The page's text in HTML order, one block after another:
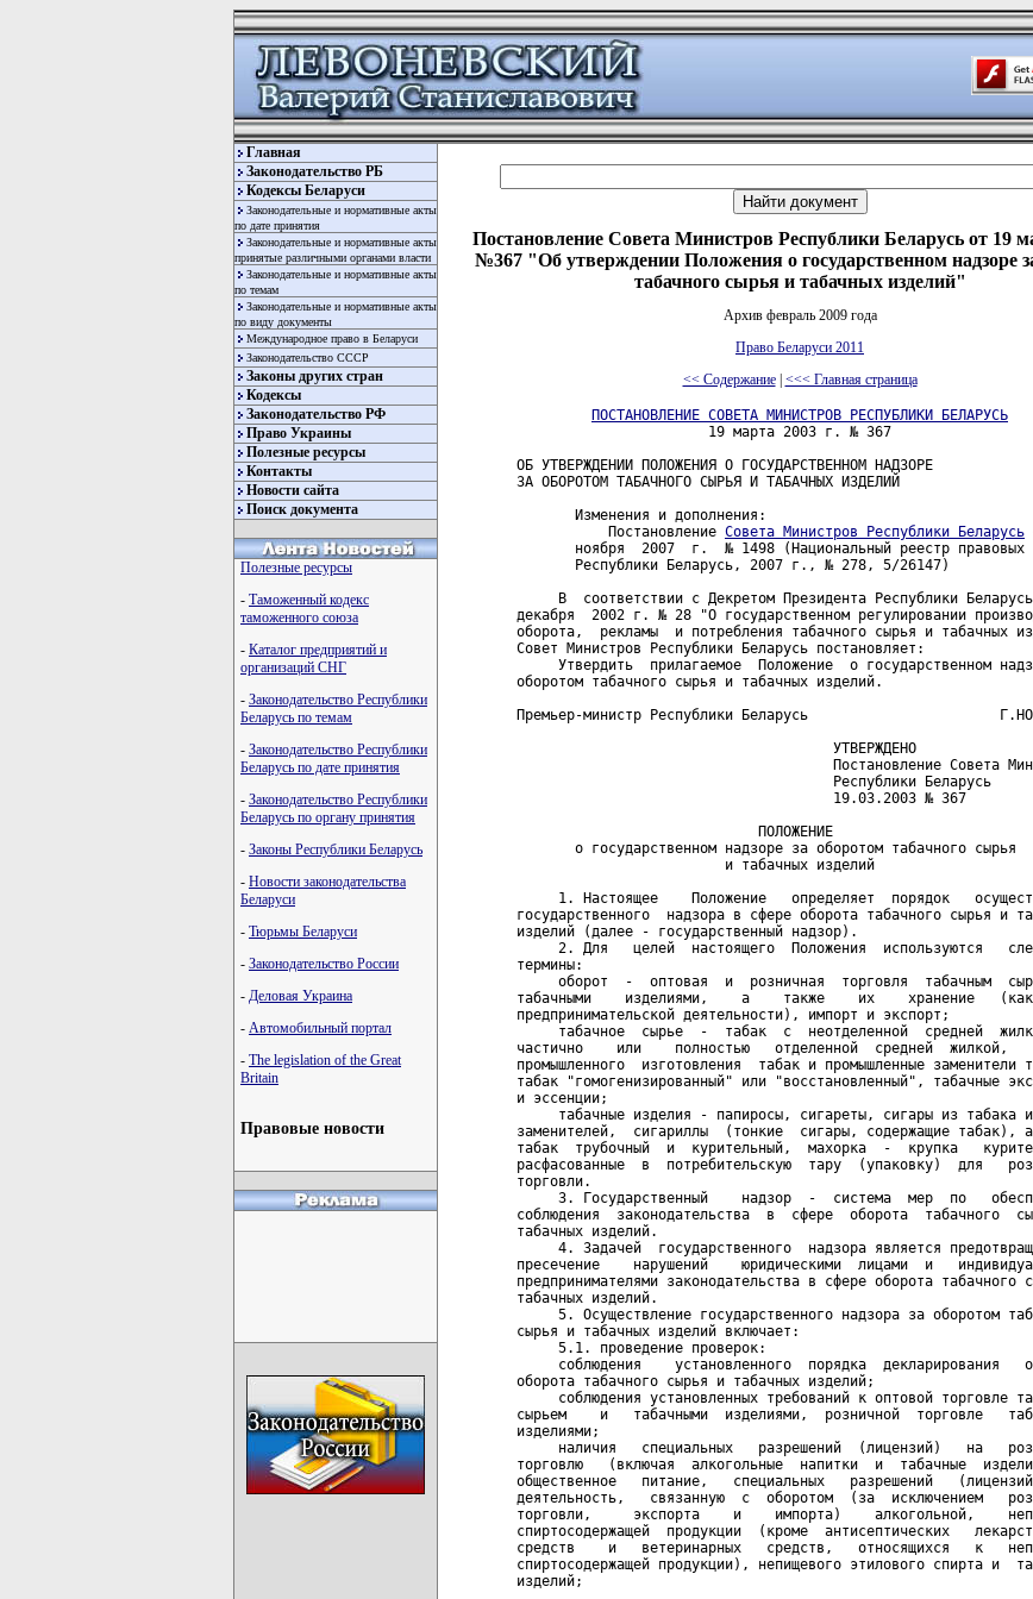
Главная
Законодательство РБ
Кодексы Беларуси
Законодательные и нормативные акты
по дате принятия
Законодательные и нормативные акты
принятые различными органами власти
Законодательные и нормативные акты
по темам
Законодательные и нормативные акты
по виду документы
Международное право в Беларуси
Законодательство СССР
Законы других стран
Кодексы
Законодательство РФ
Право Украины
Полезные ресурсы
Контакты
Новости сайта
Поиск документа
Полезные ресурсы
- Таможенный кодекс
таможенного союза
- Каталог предприятий и
организаций СНГ
- Законодательство Республики
Беларусь по темам
- Законодательство Республики
Беларусь по дате принятия
- Законодательство Республики
Беларусь по органу принятия
- Законы Республики Беларусь
- Новости законодательства
Беларуси
- Тюрьмы Беларуси
- Законодательство России
- Деловая Украина
- Автомобильный портал
- The legislation of the Great
Britain
Правовые новости
Постановление Совета Министров Республики Беларусь от 19
№367 "Об утверждении Положения о государственном надзоре
табачного сырья и табачных изделий"
Архив февраль 2009 года
Право Беларуси 2011
<< Содержание| <<< Главная страница
ПОСТАНОВЛЕНИЕ СОВЕТА МИНИСТРОВ РЕСПУБЛИКИ БЕЛАРУСЬ
                       19 марта 2003 г. № 367
ОБ УТВЕРЖДЕНИИ ПОЛОЖЕНИЯ О ГОСУДАРСТВЕННОМ НАДЗОРЕ
ЗА ОБОРОТОМ ТАБАЧНОГО СЫРЬЯ И ТАБАЧНЫХ ИЗДЕЛИЙ
       Изменения и дополнения:
           Постановление
Совета Министров Республики Беларусь
ноября  2007  г.  № 1498 (Национальный реестр правовых
       Республики Беларусь, 2007 г., № 278, 5/26147)
В  соответствии с Декретом Президента Республики
декабря  2002 г. № 28 "О государственном регулировании
оборота,  рекламы  и потребления табачного сырья и табачных
Совет Министров Республики Беларусь постановляет:
Утвердить  прилагаемое  Положение  о государственном
оборотом табачного сырья и табачных изделий.
Премьер-министр Республики Беларусь
                                      УТВЕРЖДЕНО
Постановление Совета
                                      Республики Беларусь
                                      19.03.2003 № 367
                             ПОЛОЖЕНИЕ
       о государственном надзоре за оборотом табачного сырья
                         и табачных изделий
1. Настоящее    Положение   определяет  порядок
государственного  надзора в сфере оборота табачного сырья и
изделий (далее - государственный надзор).
2. Для   целей  настоящего  Положения  используются
термины:
оборот  -  оптовая  и  розничная  торговля  табачным
табачными    изделиями,    а    также    их    хранение
предпринимательской деятельности), импорт и экспорт;
табачное  сырье  -  табак  с  неотделенной  средней
частично    или    полностью   отделенной  средней  жилкой,
промышленного  изготовления  табак и промышленные заменители
табак "гомогенизированный" или "восстановленный", табачные
и эссенции;
табачные изделия - папиросы, сигареты, сигары из табака
заменителей,  сигариллы  (тонкие  сигары, содержащие табак),
табак  трубочный  и  курительный,  махорка  -  крупка
расфасованные  в  потребительскую  тару  (упаковку)  для
торговли.
3. Государственный    надзор  -  система  мер  по
соблюдения  законодательства  в  сфере  оборота  табачного
табачных изделий.
4. Задачей  государственного  надзора является
пресечение    нарушений    юридическими  лицами  и
предпринимателями законодательства в сфере оборота табачного
табачных изделий.
5. Осуществление государственного надзора за оборотом
сырья и табачных изделий включает:
     5.1. проведение проверок:
соблюдения    установленного  порядка  декларирования
оборота табачного сырья и табачных изделий;
соблюдения установленных требований к оптовой торговле
сырьем    и   табачными  изделиями,  розничной  торговле
изделиями;
наличия   специальных   разрешений  (лицензий)   на
торговлю   (включая  алкогольные  напитки  и  табачные
общественное   питание,   специальных   разрешений
деятельность,   связанную  с  оборотом  (за  исключением
торговли,     экспорта    и    импорта)    алкогольной,
спиртосодержащей  продукции  (кроме  антисептических
средств    и   ветеринарных   средств,   относящихся   к
спиртосодержащей продукции), непищевого этилового спирта и
изделий;